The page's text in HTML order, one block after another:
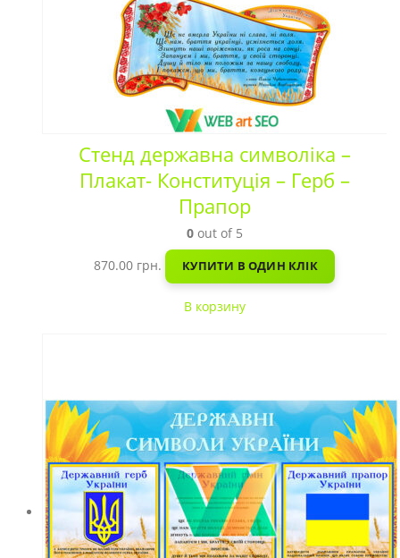
Стенд державна символіка –
Плакат- Конституція – Герб –
Прапор
0out of 5
870.00 грн. КУПИТИ В ОДИН КЛІК
В корзину